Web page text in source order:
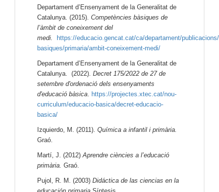
Departament d’Ensenyament de la Generalitat de
Catalunya. (2015). Competències bàsiques de
l’àmbit de coneixement del
medi.
https://educacio.gencat.cat/ca/departament/
basiques/primaria/ambit-coneixement-medi/
Departament d’Ensenyament de la Generalitat de
Catalunya. (2022). Decret 175/2022 de 27 de
setembre d'ordenació dels ensenyaments
d'educació bàsica. https://projectes.xtec.cat/nou-
curriculum/educacio-basica/decret-educacio-
basica/
Izquierdo, M. (2011). Química a infantil i primària.
Graó.
Martí, J. (2012)Aprendre ciències a l’educació
primària. Graó.
Pujol, R. M. (2003) Didáctica de las ciencias en la